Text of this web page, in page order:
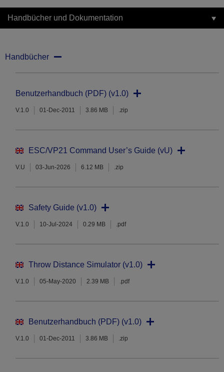
Handbücher und Dokumentation
Handbücher
Benutzerhandbuch (PDF) (v1.0)
V.1.0 01-Dec-2011 3.86 MB .zip
ESC/VP21 Command User’s Guide (vU)
V.U 03-Jun-2026 6.12 MB .zip
Safety Guide (v1.0)
V.1.0 10-Jul-2024 0.29 MB .pdf
Throw Distance Simulator (v1.0)
V.1.0 05-May-2020 2.39 MB .pdf
Benutzerhandbuch (PDF) (v1.0)
V.1.0 01-Dec-2011 3.86 MB .zip